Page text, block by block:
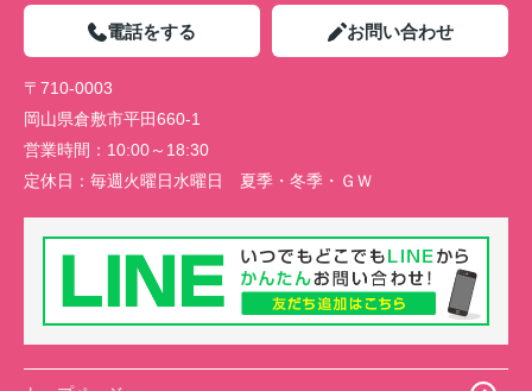
電話をする お問い合わせ
〒710-0003
岡山県倉敷市平田660-1
営業時間： 10:00～18:30
定休日： 毎週火曜日水曜日 夏季・冬季・ＧＷ